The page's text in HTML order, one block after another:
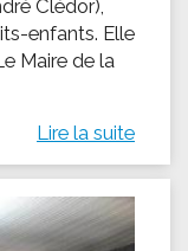
Clédor),
enfants. Elle
Maire de la
Lire la suite